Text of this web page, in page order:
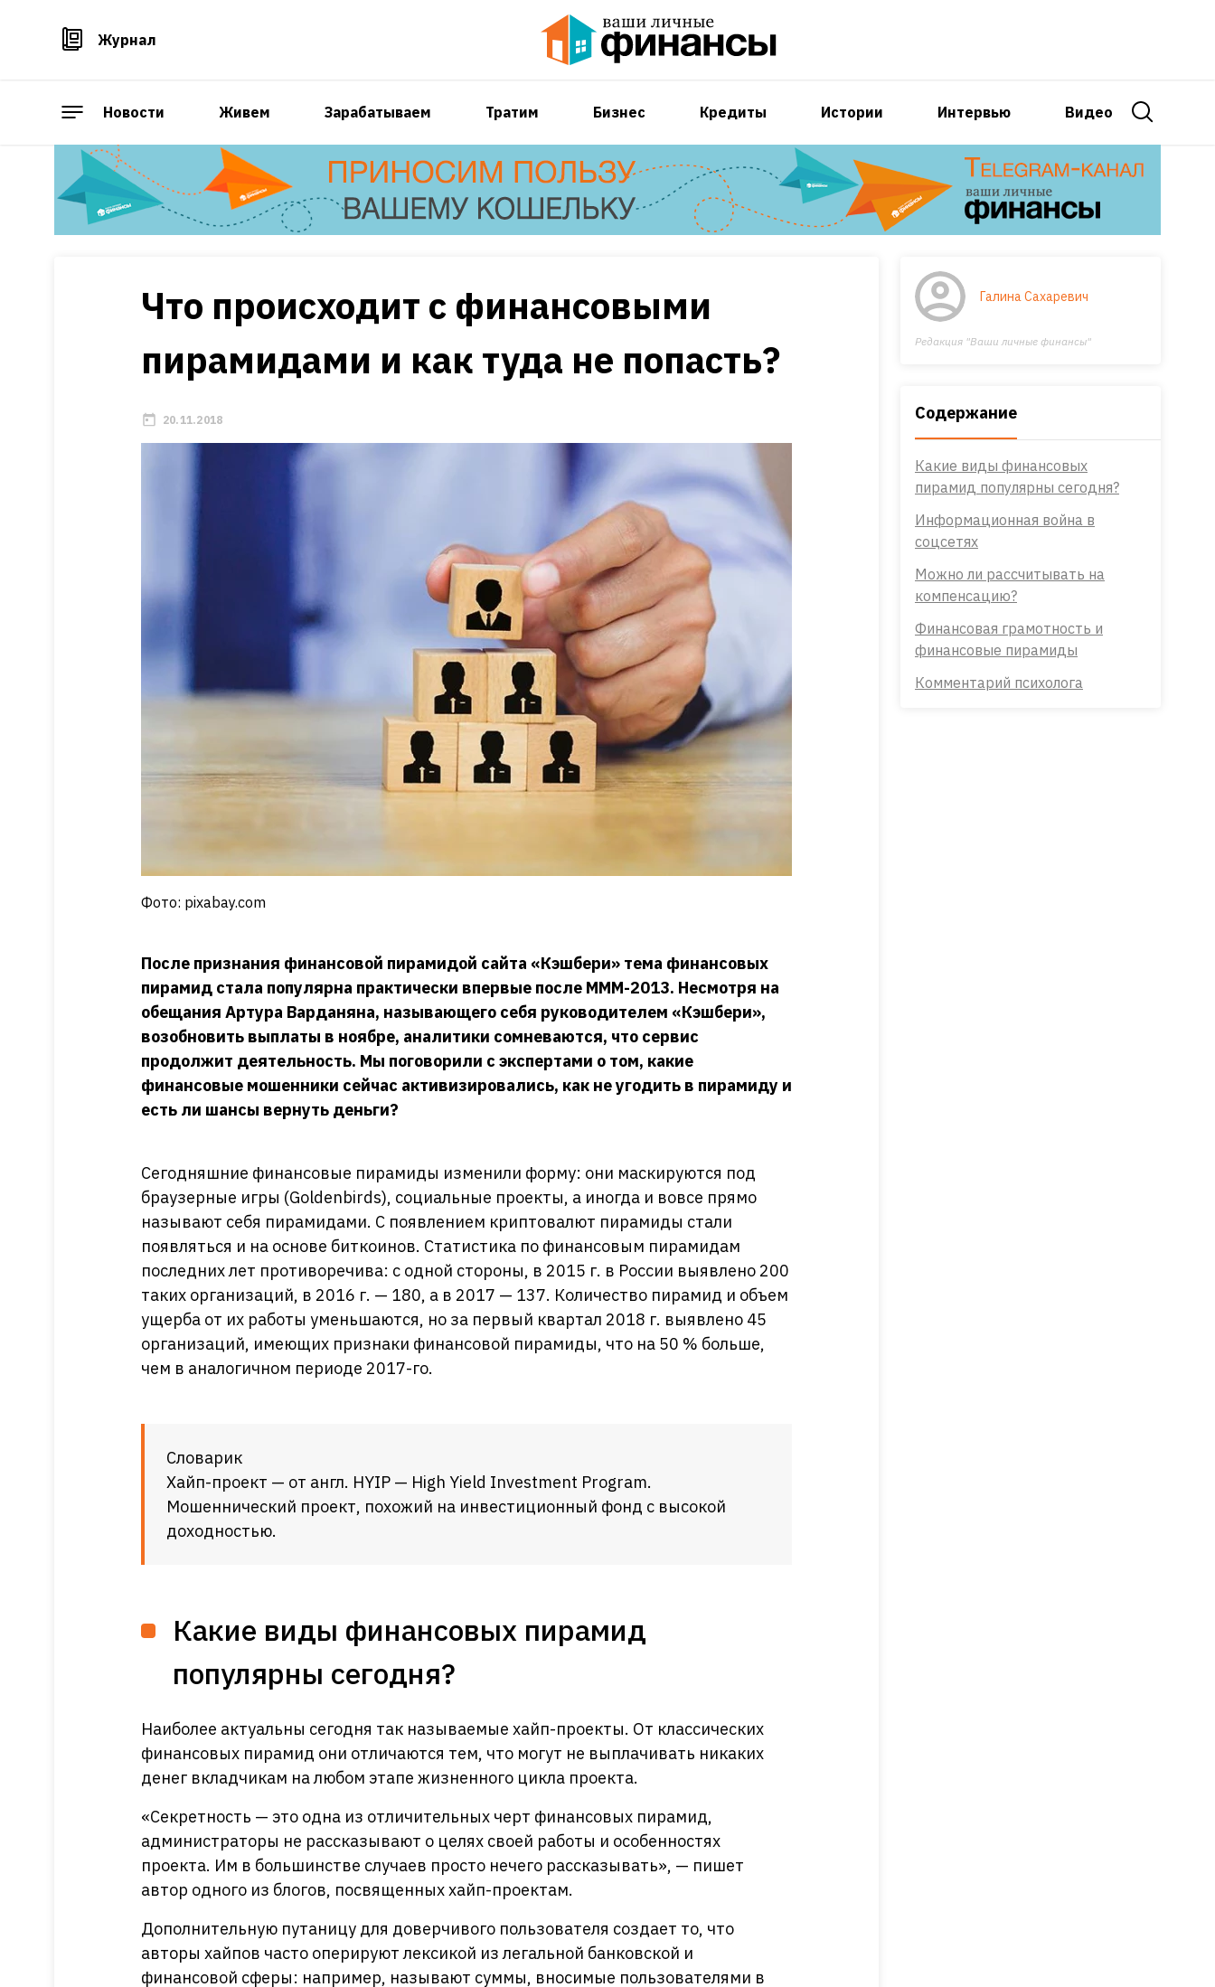
Журнал
Новости Живем Зарабатываем Тратим Бизнес Кредиты Истории Интервью Видео
Что происходит с финансовыми
пирамидами и как туда не попасть?
20.11.2018
Фото: pixabay.com
Галина Сахаревич
Редакция "Ваши личные финансы"
Содержание
Какие виды финансовых
пирамид популярны сегодня?
Информационная война в
соцсетях
Можно ли рассчитывать на
компенсацию?
Финансовая грамотность и
финансовые пирамиды
Комментарий психолога
После признания финансовой пирамидой сайта «Кэшбери» тема финансовых
пирамид стала популярна практически впервые после МММ-2013. Несмотря на
обещания Артура Варданяна, называющего себя руководителем «Кэшбери»,
возобновить выплаты в ноябре, аналитики сомневаются, что сервис
продолжит деятельность. Мы поговорили с экспертами о том, какие
финансовые мошенники сейчас активизировались, как не угодить в пирамиду и
есть ли шансы вернуть деньги?
Сегодняшние финансовые пирамиды изменили форму: они маскируются под
браузерные игры (Goldenbirds), социальные проекты, а иногда и вовсе прямо
называют себя пирамидами. С появлением криптовалют пирамиды стали
появляться и на основе биткоинов. Статистика по финансовым пирамидам
последних лет противоречива: с одной стороны, в 2015 г. в России выявлено 200
таких организаций, в 2016 г. — 180, а в 2017 — 137. Количество пирамид и объем
ущерба от их работы уменьшаются, но за первый квартал 2018 г. выявлено 45
организаций, имеющих признаки финансовой пирамиды, что на 50 % больше,
чем в аналогичном периоде 2017-го.
Словарик
Хайп-проект — от англ. HYIP — High Yield Investment Program.
Мошеннический проект, похожий на инвестиционный фонд с высокой
доходностью.
Какие виды финансовых пирамид
популярны сегодня?
Наиболее актуальны сегодня так называемые хайп-проекты. От классических
финансовых пирамид они отличаются тем, что могут не выплачивать никаких
денег вкладчикам на любом этапе жизненного цикла проекта.
«Секретность — это одна из отличительных черт финансовых пирамид,
администраторы не рассказывают о целях своей работы и особенностях
проекта. Им в большинстве случаев просто нечего рассказывать», — пишет
автор одного из блогов, посвященных хайп-проектам.
Дополнительную путаницу для доверчивого пользователя создает то, что
авторы хайпов часто оперируют лексикой из легальной банковской и
финансовой сферы: например, называют суммы, вносимые пользователями в